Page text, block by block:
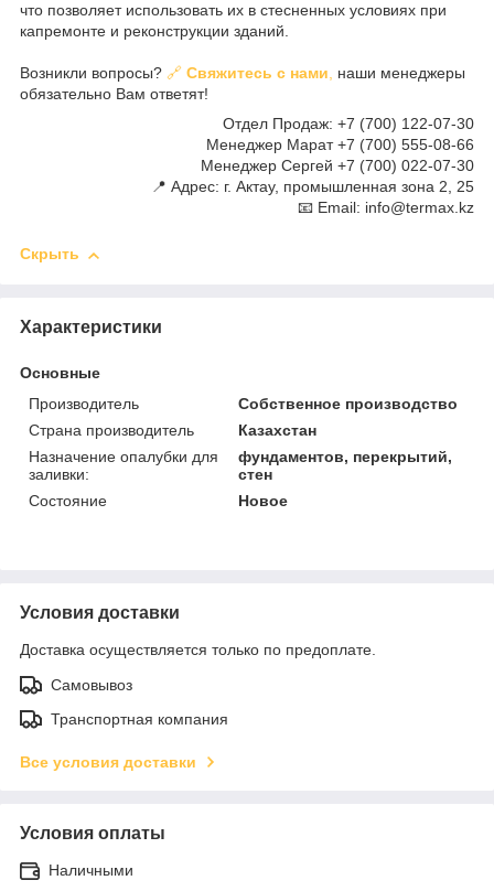
что позволяет использовать их в стесненных условиях при
капремонте и реконструкции зданий.
Возникли вопросы? 🔗 Свяжитесь с нами, наши менеджеры
обязательно Вам ответят!
Отдел Продаж: +7 (700) 122-07-30
Менеджер Марат +7 (700) 555-08-66
Менеджер Сергей +7 (700) 022-07-30
📍 Адрес: г. Актау, промышленная зона 2, 25
📧 Email: info@termax.kz
Скрыть
Характеристики
Основные
Производитель
Собственное производство
Страна производитель
Казахстан
Назначение опалубки для
заливки:
фундаментов, перекрытий,
стен
Состояние
Новое
Условия доставки
Доставка осуществляется только по предоплате.
Самовывоз
Транспортная компания
Все условия доставки
Условия оплаты
Наличными